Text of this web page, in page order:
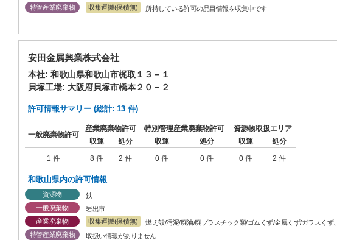
特管産業廃棄物
収集運搬(保積無) 所持している許可の品目情報を収集中です
安田金属興業株式会社
本社: 和歌山県和歌山市梶取１３－１
貝塚工場: 大阪府貝塚市橋本２０－２
許可情報サマリー (総計: 13 件)
一般廃棄物許可
産業廃棄物許可 特別管理産業廃棄物許可
資源物取扱エリア
収運
処分 収運 処分 収運
処分
1 件
8 件 2 件 0 件 0 件 0 件 2 件
和歌山県内の許可情報
資源物
鉄
一般廃棄物
岩出市
産業廃棄物
収集運搬(保積無)
燃え殻/汚泥/廃油/廃プラスチック類/ゴムくず/金属くず/ガラスく
特管産業廃棄物
取扱い情報がありません